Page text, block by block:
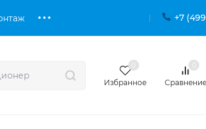
+7
Избранное Сравнение